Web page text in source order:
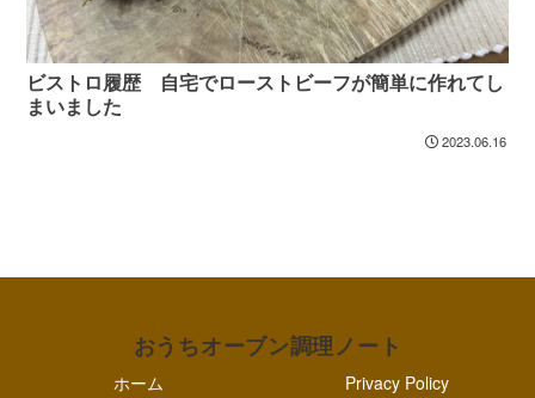
ビストロ履歴 自宅でローストビーフが簡単に作れてし
まいました
2023.06.16
おうちオーブン調理ノート
ホーム Privacy Policy